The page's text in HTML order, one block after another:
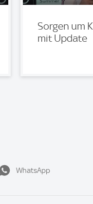
Sorgen um
mit Update
WhatsApp